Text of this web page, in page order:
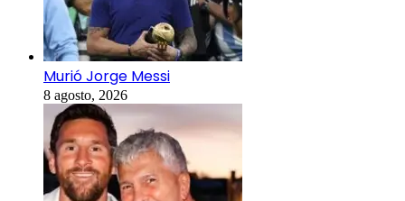
Murió Jorge Messi
8 agosto, 2026